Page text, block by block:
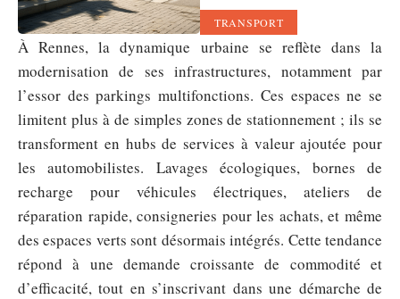
TRANSPORT
À Rennes, la dynamique urbaine se reflète dans la
modernisation de ses infrastructures, notamment par
l’essor des parkings multifonctions. Ces espaces ne se
limitent plus à de simples zones de stationnement ; ils se
transforment en hubs de services à valeur ajoutée pour
les automobilistes. Lavages écologiques, bornes de
recharge pour véhicules électriques, ateliers de
réparation rapide, consigneries pour les achats, et même
des espaces verts sont désormais intégrés. Cette tendance
répond à une demande croissante de commodité et
d’efficacité, tout en s’inscrivant dans une démarche de